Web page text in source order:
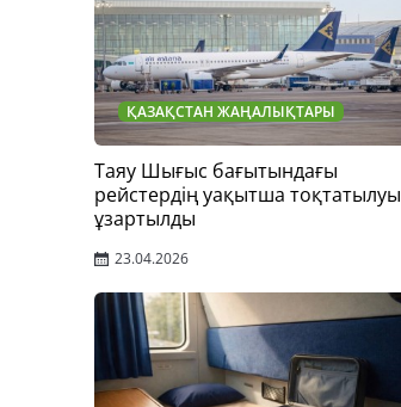
ҚАЗАҚСТАН ЖАҢАЛЫҚТАРЫ
Таяу Шығыс бағытындағы
рейстердің уақытша тоқтатылуы
ұзартылды
23.04.2026